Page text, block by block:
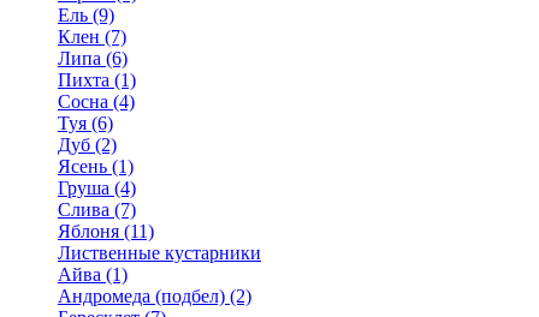
Ель (9)
Клен (7)
Липа (6)
Пихта (1)
Сосна (4)
Туя (6)
Дуб (2)
Ясень (1)
Груша (4)
Слива (7)
Яблоня (11)
Лиственные кустарники
Айва (1)
Андромеда (подбел) (2)